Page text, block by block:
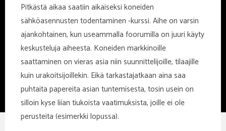
Pitkästä aikaa saatiin aikaiseksi koneiden
sähköasennusten todentaminen -kurssi. Aihe on varsin
ajankohtainen, kun useammalla foorumilla on juuri käyty
keskusteluja aiheesta. Koneiden markkinoille
saattaminen on vieras asia niin suunnittelijoille, tilaajille
kuin urakoitsijoillekin. Eikä tarkastajatkaan aina saa
puhtaita papereita asian tuntemisesta, tosin usein on
silloin kyse liian tiukoista vaatimuksista, joille ei ole
perusteita (esimerkki lopussa).